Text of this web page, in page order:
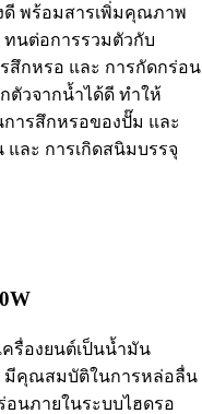
ดี พร้อมสารเพิ่มคุณภาพ
นต่อการรวมตัวกับ
สึกหรอ และ การกัดกร่อน
ตัวจากน้ำได้ดี ทำให้
ารสึกหรอของปั๊ม และ
ละ การเกิดสนิมบรรจุ
รื่องยนต์เป็นน้ำมัน
มีคุณสมบัติในการหล่อลื่น
นภายในระบบไฮดรอ